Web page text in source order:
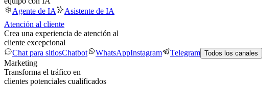
Agente de IA
Asistente de IA
Atención al cliente
Crea una experiencia de atención al
cliente excepcional
Chat para sitiosChatbot WhatsAppInstagram Telegram Todos los canales
Marketing
Transforma el tráfico en
clientes potenciales cualificados